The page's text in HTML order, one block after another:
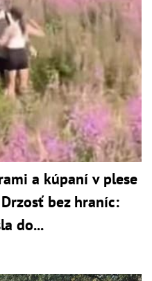
a kúpaní v plese
bez hraníc:
do...